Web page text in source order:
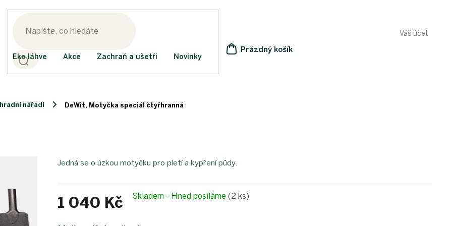
Váš účet
NÁKUPNÍ
Prázdný košík
Eko láhve Akce Zachraň a ušetři Novinky
nářadí DeWit, Motyčka speciál čtyřhranná
1 040 Kč
cena:
Skladem - Hned posíláme(2 ks)
Jedná se o úzkou motyčku pro pletí a kypření půdy.